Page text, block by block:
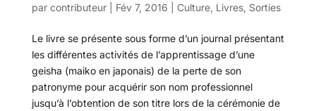
par contributeur| Fév 7, 2016 Culture, Livres, Sorties
Le livre se présente sous forme d’un journal présentant
les différentes activités de l’apprentissage d’une
geisha (maiko en japonais) de la perte de son
patronyme pour acquérir son nom professionnel
jusqu’à l’obtention de son titre lors de la cérémonie de